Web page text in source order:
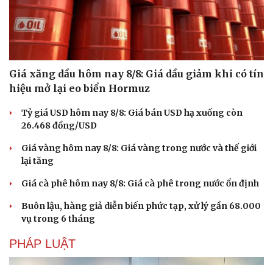
Giá xăng dầu hôm nay 8/8: Giá dầu giảm khi có tín
hiệu mở lại eo biển Hormuz
Tỷ giá USD hôm nay 8/8: Giá bán USD hạ xuống còn
26.468 đồng/USD
Giá vàng hôm nay 8/8: Giá vàng trong nước và thế giới
lại tăng
Giá cà phê hôm nay 8/8: Giá cà phê trong nước ổn định
Buôn lậu, hàng giả diễn biến phức tạp, xử lý gần 68.000
vụ trong 6 tháng
PHÁP LUẬT